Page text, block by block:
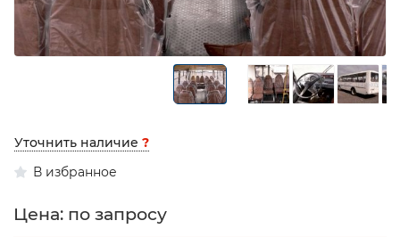
Уточнить наличие ?
В избранное
Цена: по запросу